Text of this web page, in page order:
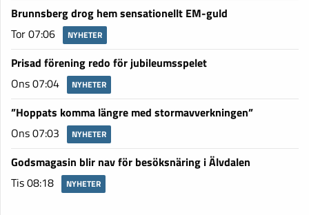
Brunnsberg drog hem sensationellt EM-guld
Tor 07:06
NYHETER
Prisad förening redo för jubileumsspelet
Ons 07:04
NYHETER
”Hoppats komma längre med stormavverkningen”
Ons 07:03
NYHETER
Godsmagasin blir nav för besöksnäring i Älvdalen
Tis 08:18
NYHETER